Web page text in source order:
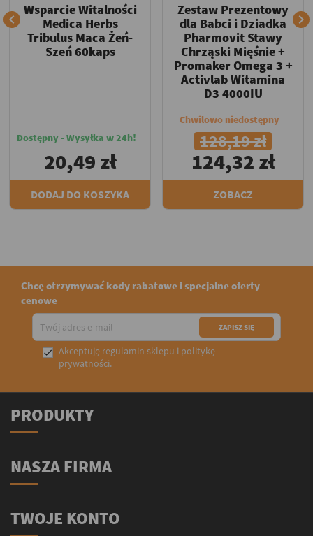

Wsparcie Witalności
Medica Herbs
Tribulus Maca Żeń-
Szeń 60kaps
Dostępny - Wysyłka w 24h!
20,49 zł
DODAJ DO KOSZYKA
Zestaw Prezentowy
dla Babci i Dziadka
Pharmovit Stawy
Chrząski Mięśnie +
Promaker Omega 3 +
Activlab Witamina
D3 4000IU
Chwilowo niedostępny
128,19 zł
124,32 zł
ZOBACZ

Chcę otrzymywać kody rabatowe i specjalne oferty
cenowe
 Akceptuję regulamin sklepu i politykę
prywatności.
PRODUKTY
NASZA FIRMA
TWOJE KONTO